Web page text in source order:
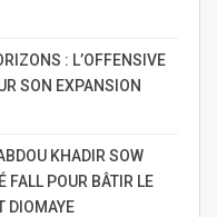
: L’OFFENSIVE
SON EXPANSION
KHADIR SOW
FALL POUR BÂTIR LE
DIOMAYE